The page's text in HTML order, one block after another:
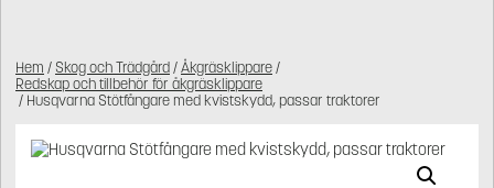
Hem / Skog och Trädgård/Åkgräsklippare/
Redskap och tillbehör för åkgräsklippare
/ Husqvarna Stötfångare med kvistskydd, passar traktorer